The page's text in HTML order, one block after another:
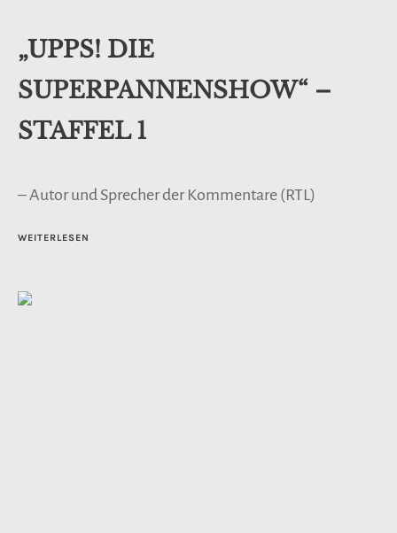
„UPPS! DIE
SUPERPANNENSHOW“ –
STAFFEL 1
– Autor und Sprecher der Kommentare (RTL)
WEITERLESEN